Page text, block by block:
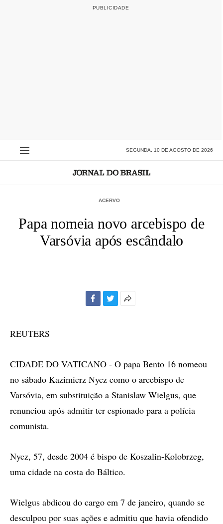
SEGUNDA, 10 DE AGOSTO DE 2026
ACERVO
Papa nomeia novo arcebispo de
Varsóvia após escândalo
REUTERS
CIDADE DO VATICANO - O papa Bento 16 nomeou
no sábado Kazimierz Nycz como o arcebispo de
Varsóvia, em substituição a Stanislaw Wielgus, que
renunciou após admitir ter espionado para a polícia
comunista.
Nycz, 57, desde 2004 é bispo de Koszalin-Kolobrzeg,
uma cidade na costa do Báltico.
Wielgus abdicou do cargo em 7 de janeiro, quando se
desculpou por suas ações e admitiu que havia ofendido